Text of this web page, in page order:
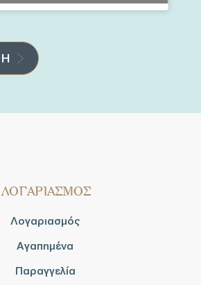
ΛΟΓΑΡΙΑΣΜΟΣ
Λογαριασμός
Αγαπημένα
Παραγγελία